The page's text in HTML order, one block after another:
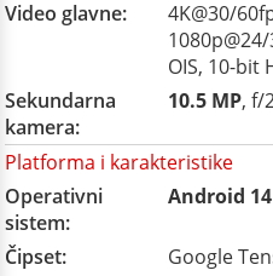
Video glavne:
4K@30/
OIS, 10-bit
Sekundarna
kamera:
10.5 MP, f/
Platforma i karakteristike
Operativni
sistem:
Android 14
Čipset:
Google